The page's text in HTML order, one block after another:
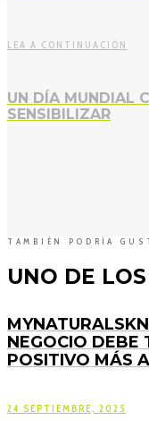
LEA A CONTINUACIÓN
UN DÍA MUNDIAL
SENSIBILIZAR
TAMBIÉN PODRÍA
UNO DE
NEGOCIO DEBE
POSITIVO MÁS
24 SEPTIEMBRE, 2025